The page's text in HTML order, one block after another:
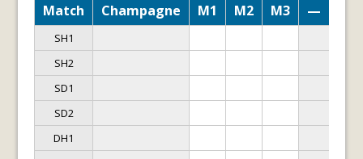
Match Champagne M1 M2 M3 —
SH1
SH2
SD1
SD2
DH1